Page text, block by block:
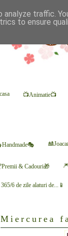
📺Animatie📺
& Cadouri🎁
6 de zile alaturi de...📱
Miercurea
traffic.
to ensure